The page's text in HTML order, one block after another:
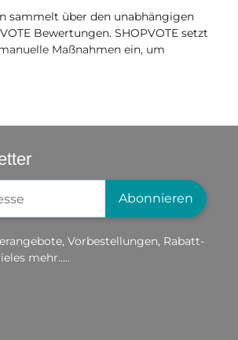
sammelt über den unabhängigen
Bewertungen. SHOPVOTE setzt
Maßnahmen ein, um
Abonnieren
Vorbestellungen, Rabatt-
mehr.....